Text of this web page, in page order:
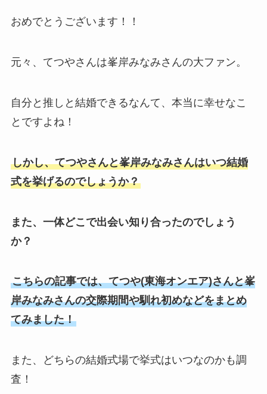
おめでとうございます！！
元々、てつやさんは峯岸みなみさんの大ファン。
自分と推しと結婚できるなんて、本当に幸せなこ
とですよね！
しかし、てつやさんと峯岸みなみさんはいつ結婚
式を挙げるのでしょうか？
また、一体どこで出会い知り合ったのでしょう
か？
こちらの記事では、てつや(東海オンエア)さんと峯
岸みなみさんの交際期間や馴れ初めなどをまとめ
てみました！
また、どちらの結婚式場で挙式はいつなのかも調
査！